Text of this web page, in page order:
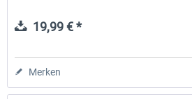
19,99 € *
Merken